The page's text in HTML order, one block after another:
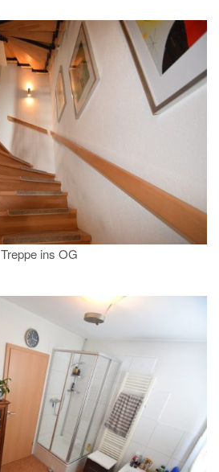
Treppe ins OG